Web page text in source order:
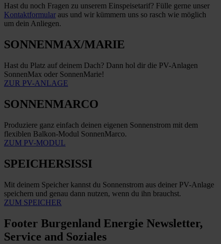
Hast du noch Fragen zu unserem Einspeisetarif? Fülle gerne unser
Kontaktformular aus und wir kümmern uns so rasch wie möglich
um dein Anliegen.
SONNENMAX/MARIE
Hast du Platz auf deinem Dach? Dann hol dir die PV-Anlagen
SonnenMax oder SonnenMarie!
ZUR PV-ANLAGE
SONNENMARCO
Produziere ganz einfach deinen eigenen Sonnenstrom mit dem
flexiblen Balkon-Modul SonnenMarco.
ZUM PV-MODUL
SPEICHERSISSI
Mit deinem Speicher kannst du Sonnenstrom aus deiner PV-Anlage
speichern und genau dann nutzen, wenn du ihn brauchst.
ZUM SPEICHER
Footer Burgenland Energie Newsletter,
Service and Soziales